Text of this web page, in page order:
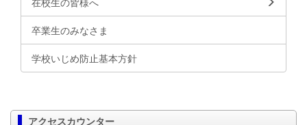
卒業生のみなさま
学校いじめ防止基本方針
アクセスカウンター